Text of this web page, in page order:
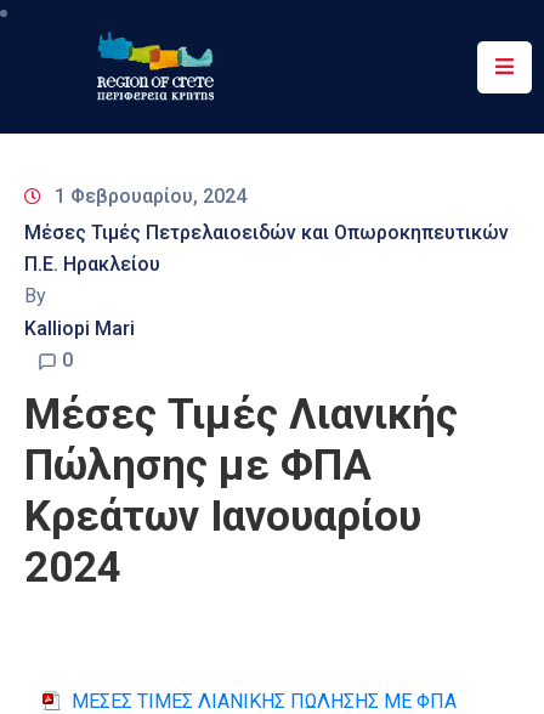
Περιφέρεια
&
Δράσεις
Ψηφιακές
Υπηρεσίες
Επικοινωνία
1 Φεβρουαρίου, 2024
Μέσες Τιμές Πετρελαιοειδών και Οπωροκηπευτικών
Π.Ε. Ηρακλείου
By
Kalliopi Mari
0
Μέσες Τιμές Λιανικής
Πώλησης με ΦΠΑ
Κρεάτων Ιανουαρίου
2024
ΜΕΣΕΣ ΤΙΜΕΣ ΛΙΑΝΙΚΗΣ ΠΩΛΗΣΗΣ ΜΕ ΦΠΑ